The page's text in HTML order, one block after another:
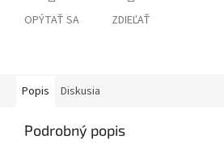
OPÝTAŤ SA ZDIEĽAŤ
Popis Diskusia
Podrobný popis